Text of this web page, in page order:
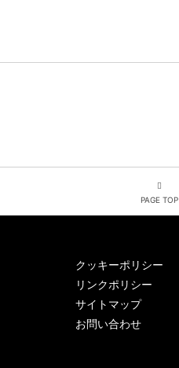
PAGE TOP
クッキーポリシー
リンクポリシー
サイトマップ
お問い合わせ